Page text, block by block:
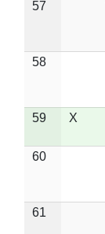
57
58
59 X
60
61